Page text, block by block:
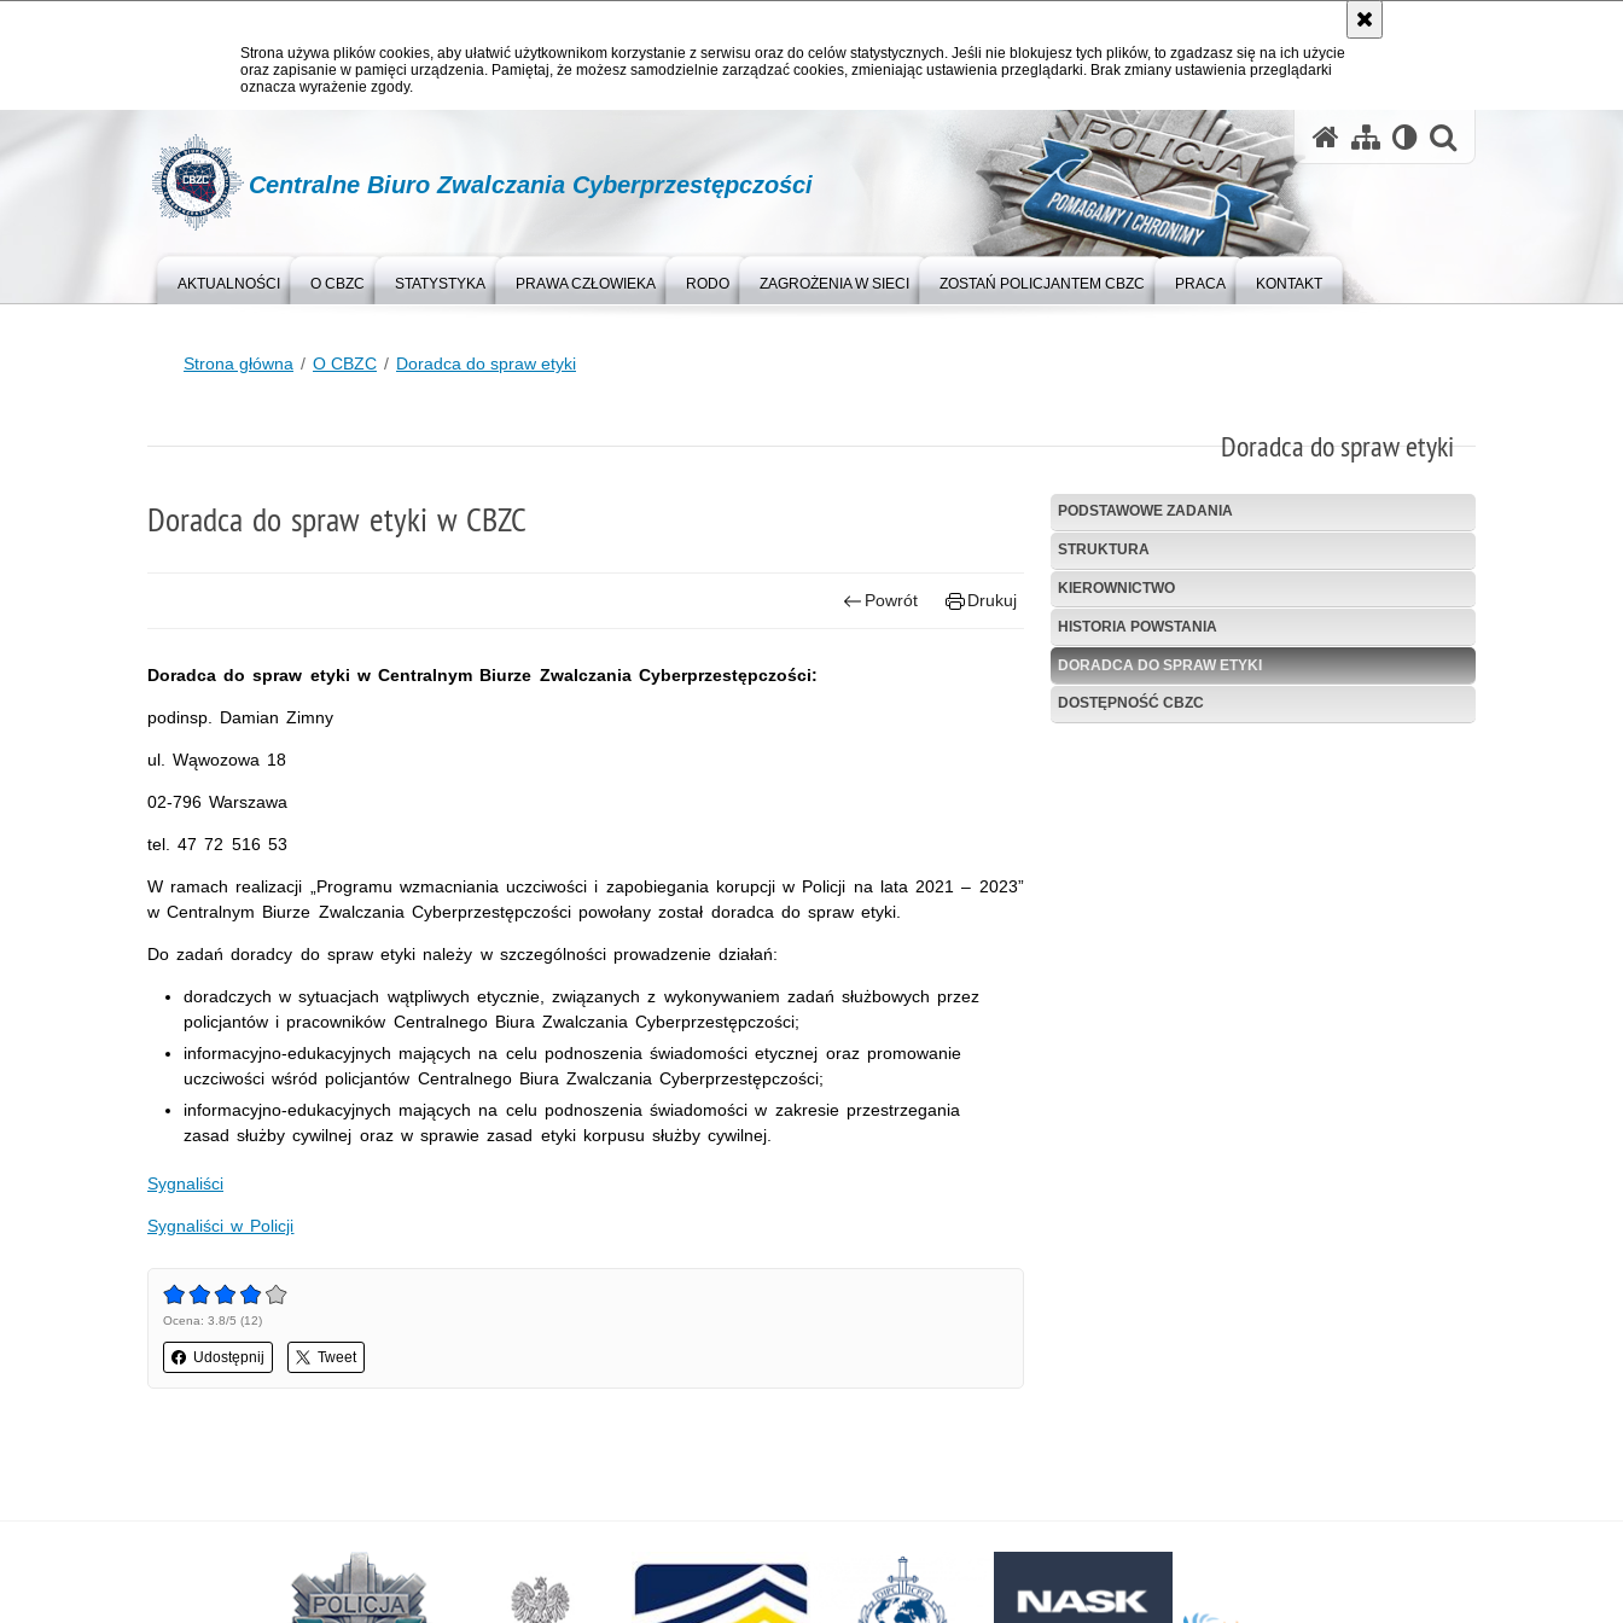
Strona używa plików cookies, aby ułatwić użytkownikom korzystanie z serwisu oraz do celów statystycznych. Jeśli nie blokujesz tych plików, to zgadzasz się na ich użycie
oraz zapisanie w pamięci urządzenia. Pamiętaj, że możesz samodzielnie zarządzać cookies, zmieniając ustawienia przeglądarki. Brak zmiany ustawienia przeglądarki
oznacza wyrażenie zgody.
Centralne Biuro Zwalczania Cyberprzestępczości
AKTUALNOŚCI O CBZC STATYSTYKA PRAWA CZŁOWIEKA RODO ZAGROŻENIA W SIECI ZOSTAŃ POLICJANTEM CBZC PRACA KONTAKT
Strona główna O CBZC Doradca do spraw etyki
Doradca do spraw etyki
Doradca do spraw etyki w CBZC
Powrót Drukuj
Doradca do spraw etyki w Centralnym Biurze Zwalczania Cyberprzestępczości:
podinsp. Damian Zimny
ul. Wąwozowa 18
02-796 Warszawa
tel. 47 72 516 53
W ramach realizacji „Programu wzmacniania uczciwości i zapobiegania korupcji w Policji na lata 2021 – 2023”
w Centralnym Biurze Zwalczania Cyberprzestępczości powołany został doradca do spraw etyki.
Do zadań doradcy do spraw etyki należy w szczególności prowadzenie działań:
doradczych w sytuacjach wątpliwych etycznie, związanych z wykonywaniem zadań służbowych przez
policjantów i pracowników Centralnego Biura Zwalczania Cyberprzestępczości;
informacyjno-edukacyjnych mających na celu podnoszenia świadomości etycznej oraz promowanie
uczciwości wśród policjantów Centralnego Biura Zwalczania Cyberprzestępczości;
informacyjno-edukacyjnych mających na celu podnoszenia świadomości w zakresie przestrzegania
zasad służby cywilnej oraz w sprawie zasad etyki korpusu służby cywilnej.
Sygnaliści
Sygnaliści w Policji
Ocena: 3.8/5 (12)
Udostępnij Tweet
PODSTAWOWE ZADANIA
STRUKTURA
KIEROWNICTWO
HISTORIA POWSTANIA
DORADCA DO SPRAW ETYKI
DOSTĘPNOŚĆ CBZC